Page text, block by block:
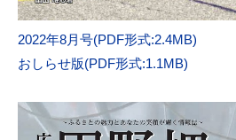
2022年8月号(PDF形式:2.4MB)
おしらせ版(PDF形式:1.1MB)